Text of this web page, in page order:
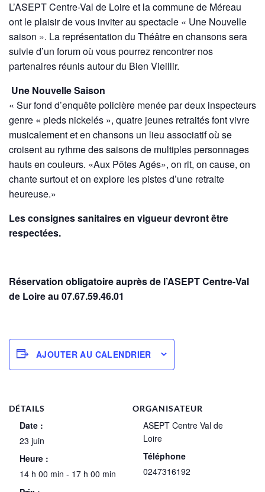
L’ASEPT Centre-Val de Loire et la commune de Méreau
ont le plaisir de vous inviter au spectacle « Une Nouvelle
saison ». La représentation du Théâtre en chansons sera
suivie d’un forum où vous pourrez rencontrer nos
partenaires réunis autour du Bien Vieillir.
Une Nouvelle Saison
« Sur fond d’enquête policière menée par deux inspecteurs
genre « pieds nickelés », quatre jeunes retraités font vivre
musicalement et en chansons un lieu associatif où se
croisent au rythme des saisons de multiples personnages
hauts en couleurs. «Aux Pôtes Agés», on rit, on cause, on
chante surtout et on explore les pistes d’une retraite
heureuse.»
Les consignes sanitaires en vigueur devront être
respectées.
Réservation obligatoire auprès de l’ASEPT Centre-Val
de Loireau 07.67.59.46.01
AJOUTER AU CALENDRIER
DÉTAILS
Date :
23 juin
Heure :
14 h 00 min - 17 h 00 min
ORGANISATEUR
ASEPT Centre Val de
Loire
Téléphone
0247316192